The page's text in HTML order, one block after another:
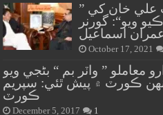
” فرزند ڪراچي لياقت علي خان کي
ويو“: گورنر
اسماعيل
October 17, 2021
معاملو ” واٽر بم “ بڻجي ويو
ڪورٽ ۾ پيش ٿئي: سپريم
ڪورٽ
December 5, 2017 1